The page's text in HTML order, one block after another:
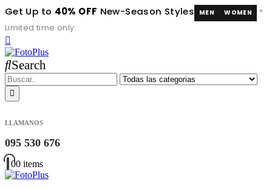
Get Up to 40% OFF New-Season Styles MEN WOMEN
*
Limited time only.
Search
LLAMANOS
095 530 676
00 items